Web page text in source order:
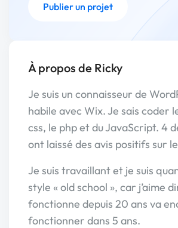
Publier un projet
À propos de Ricky
Je suis un connaisseur de
habile avec Wix. Je sais coder
css, le php et du JavaScript. 4
ont laissé des avis positifs sur
Je suis travaillant et je suis
style « old school », car j’aime
fonctionne depuis 20 ans va
fonctionner dans 5 ans.